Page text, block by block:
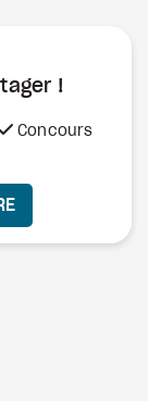
!
Concours